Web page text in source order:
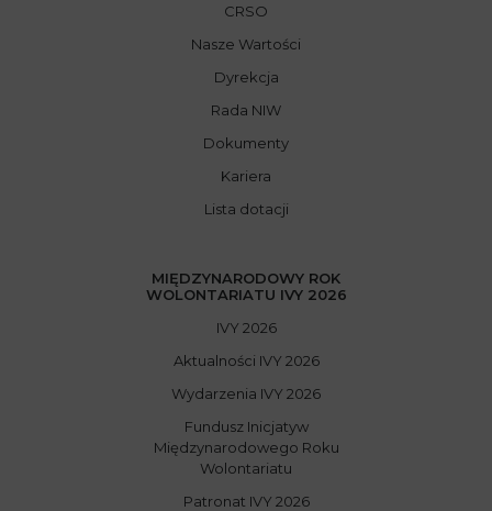
CRSO
Nasze Wartości
Dyrekcja
Rada NIW
Dokumenty
Kariera
Lista dotacji
MIĘDZYNARODOWY ROK
WOLONTARIATU IVY 2026
IVY 2026
Aktualności IVY 2026
Wydarzenia IVY 2026
Fundusz Inicjatyw
Międzynarodowego Roku
Wolontariatu
Patronat IVY 2026